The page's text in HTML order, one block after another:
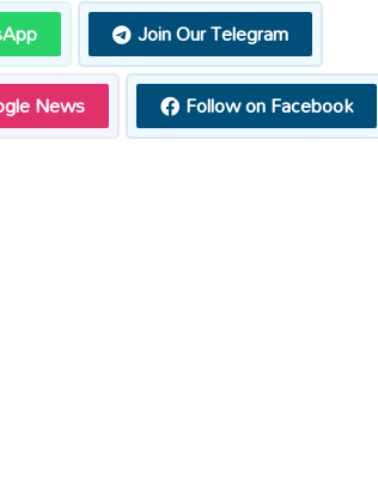
Join Our Telegram
News
Follow on Facebook